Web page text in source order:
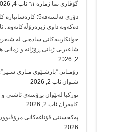
گۆڤاری نما ژمارە ٦١
ئاب 4, 2026
دۆزی فەلسەفە5:
دەکەونە داوی ژیرەزۆڵەکانەوە..
جوانکارییەکانی سادەیی لە
شاعیریی ژیانی ڕۆژانە و
2, 2026
رۆمـانی “پارشـێوی مـاری
شـوان ئاب 2, 2026
تورکیا لەنێوان پڕۆسەی ئاشتی و
کامەران ئاب 2, 2026
پەکخستنی قۆناغەکانی
2026